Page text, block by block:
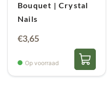
Bouquet | Crystal
Nails
€3,65
Op voorraad